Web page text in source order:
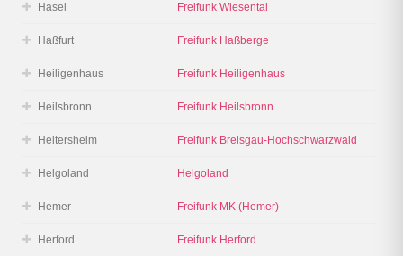
Hasel Freifunk Wiesental
Haßfurt Freifunk Haßberge
Heiligenhaus Freifunk Heiligenhaus
Heilsbronn Freifunk Heilsbronn
Heitersheim Freifunk Breisgau-Hochschwarzwald
Helgoland Helgoland
Hemer Freifunk MK (Hemer)
Herford Freifunk Herford